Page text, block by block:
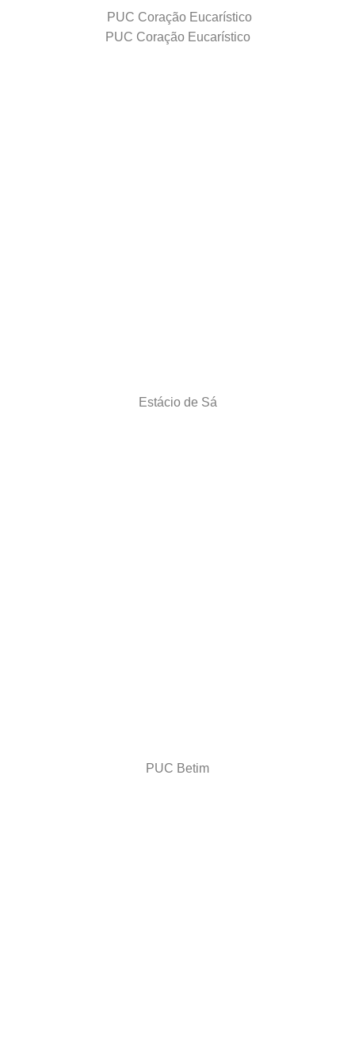
PUC Coração Eucarístico
PUC Coração Eucarístico
Estácio de Sá
PUC Betim